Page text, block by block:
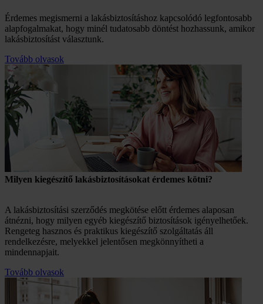
Érdemes megismerni a lakásbiztosításhoz kapcsolódó legfontosabb
alapfogalmakat, hogy minél tudatosabb döntést hozhassunk, amikor
lakásbiztosítást választunk.
Tovább olvasok
Milyen kiegészítő lakásbiztosításokat érdemes kötni?
A lakásbiztosítási szerződés megkötése előtt érdemes alaposan
átnézni, hogy milyen egyéb kiegészítő biztosítások igényelhetőek.
Rengeteg hasznos és praktikus kiegészítő szolgáltatás áll
rendelkezésre, melyekkel jelentősen megkönnyítheti a
mindennapjait.
Tovább olvasok